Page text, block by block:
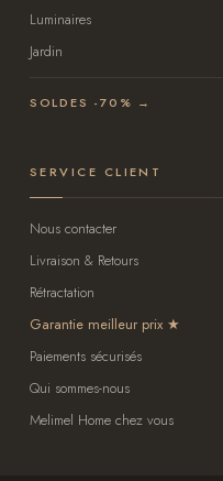
Luminaires
Jardin
SOLDES -70% →
SERVICE CLIENT
Nous contacter
Livraison & Retours
Rétractation
Garantie meilleur prix
Paiements sécurisés
Qui sommes-nous
Melimel Home chez vous